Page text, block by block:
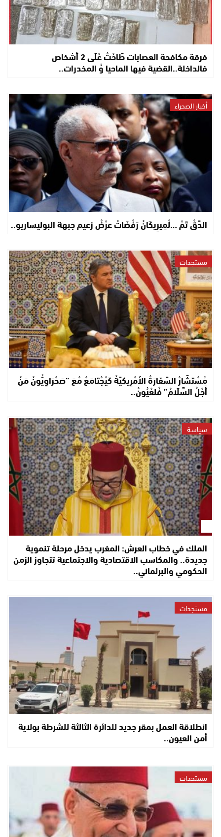
فرقة مكافحة العصابات طَاحْتْ عْلَى 2 أشخاص
فالداخلة..القضية فيها الماحيا وُ المخدرات..
أخبار الصحراء
الدَّقْ تَمْ …لْمِيرِيكَانْ رَفْضَاتْ عرْضْ زعيم جبهة البوليساريو..
مستجدات
مُسْتَشَارْ السَّفَارَةْ الأَمْرِيكِيَّةْ كَيْجْتَامَعْ مْعَ “صَحْرَاوِيُّونْ مَنْ
أَجْلْ السَّلَامْ” فْلعْيُونْ..
سياسة
الملك في خطاب العرش: المغرب يدخل مرحلة تنموية
جديدة.. والمكاسب الاقتصادية والاجتماعية تتجاوز الزمن
الحكومي والبرلماني..
مستجدات
انطلاقة العمل بمقر جديد للدائرة الثالثة للشرطة بولاية
أمن العيون..
مستجدات